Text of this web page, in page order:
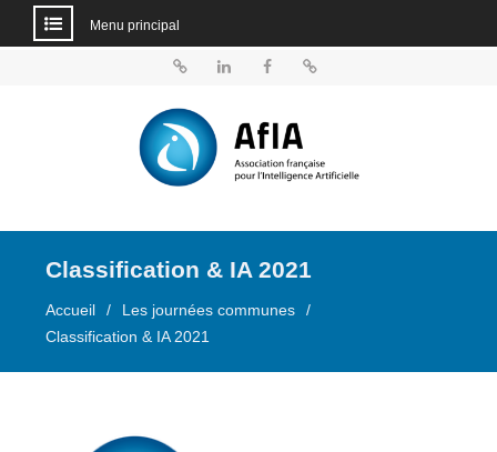
Menu principal
Classification & IA 2021
Accueil
Les journées communes
Classification & IA 2021